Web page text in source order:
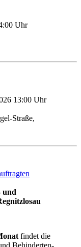
Uhr
13:00 Uhr
Straße,
und
findet die
Behinderten-